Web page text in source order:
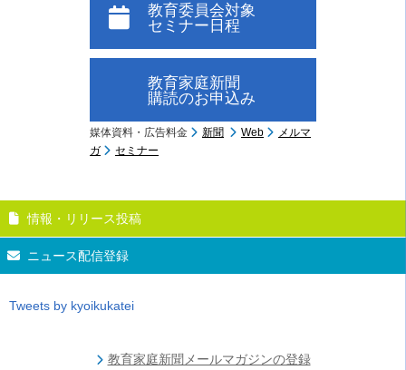
教育委員会対象
セミナー日程
教育家庭新聞
購読のお申込み
媒体資料・広告料金 新聞 Web
メルマ
ガ
セミナー
情報・リリース投稿
ニュース配信登録
Tweets by kyoikukatei
教育家庭新聞メールマガジンの登録